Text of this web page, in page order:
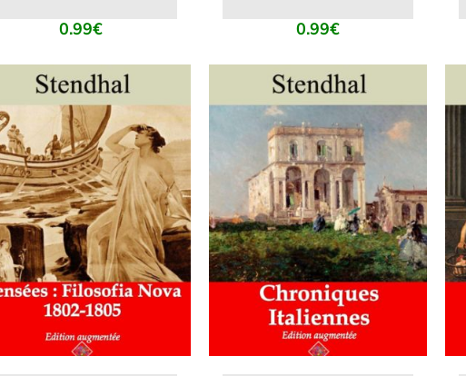
0.99€ 0.99€
AJOUTER AU PANIER
/
DÉTAILS
AJOUTER AU PANIER
/
DÉTAILS